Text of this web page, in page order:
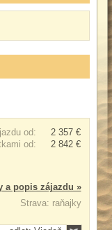
od:
2 357 €
od:
2 842 €
a popis zájazdu »
Strava: raňajky